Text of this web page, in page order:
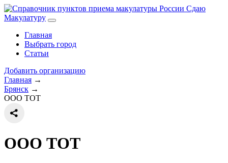
Сдаю
Макулатуру
Главная
Выбрать город
Статьи
Добавить организацию
Главная →
Брянск →
ООО ТОТ
ООО ТОТ